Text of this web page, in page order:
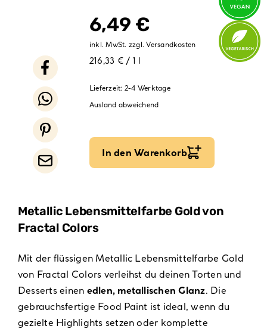
6,49 €
inkl. MwSt. zzgl.Versandkosten
216,33 € / 1 l
Lieferzeit: 2-4 Werktage
Ausland abweichend
In den Warenkorb
Metallic Lebensmittelfarbe Gold von
Fractal Colors
Mit der flüssigen Metallic Lebensmittelfarbe Gold
von Fractal Colors verleihst du deinen Torten und
Desserts einen edlen, metallischen Glanz. Die
gebrauchsfertige Food Paint ist ideal, wenn du
gezielte Highlights setzen oder komplette